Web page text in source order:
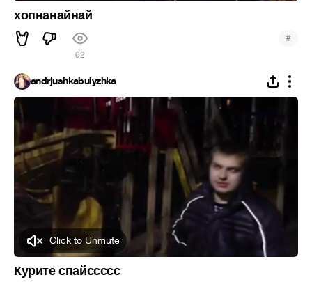
хопнанайнай
62
#
andrjushkabulyzhka
Click to Unmute
Курите спайссссс